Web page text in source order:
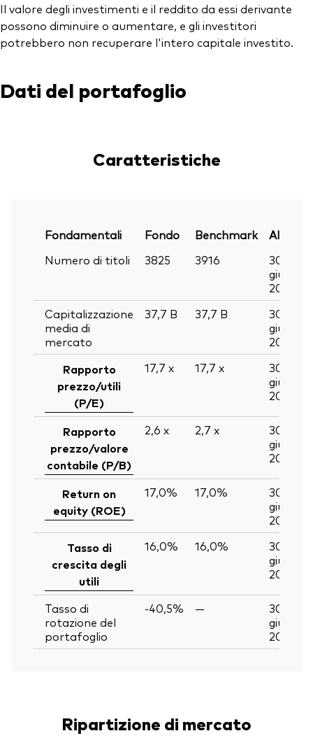
Il valore degli investimenti e il reddito da essi derivante
possono diminuire o aumentare, e gli investitori
potrebbero non recuperare l'intero capitale investito.
Dati del portafoglio
Caratteristiche
Fondamentali Fondo Benchmark
Al
Numero di titoli
3825 3916
30
giu
2026
Capitalizzazione
media di
mercato
37,7 B 37,7 B
30
giu
2026
Rapporto
prezzo/utili
(P/E)
17,7 x 17,7 x
30
giu
2026
Rapporto
prezzo/valore
contabile (P/B)
2,6 x 2,7 x
30
giu
2026
Return on
equity (ROE)
17,0% 17,0%
30
giu
2026
Tasso di
crescita degli
utili
16,0% 16,0%
30
giu
2026
Tasso di
rotazione del
portafoglio
-40,5% —
30
giu
2026
Ripartizione di mercato